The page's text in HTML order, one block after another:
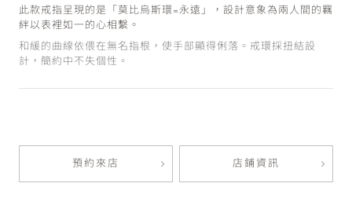
此款戒指呈現的是「莫比烏斯環=永遠」，設計意象為兩人間的羈
絆以表裡如一的心相繫。
和緩的曲線依偎在無名指根，使手部顯得俐落。戒環採扭結設
計，簡約中不失個性。
預約來店 店鋪資訊